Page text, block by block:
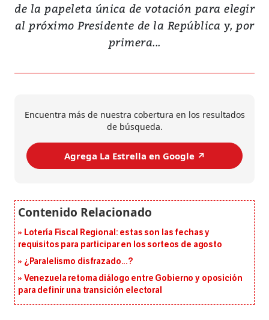
de la papeleta única de votación para elegir
al próximo Presidente de la República y, por
primera...
Encuentra más de nuestra cobertura en los resultados
de búsqueda.
Agrega La Estrella en Google ↗️
Lotería Fiscal Regional: estas son las fechas y
requisitos para participar en los sorteos de agosto
¿Paralelismo disfrazado...?
Venezuela retoma diálogo entre Gobierno y oposición
para definir una transición electoral